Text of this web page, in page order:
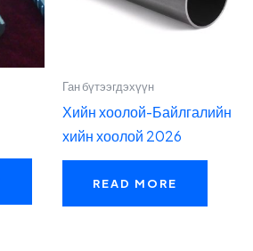
Ган бүтээгдэхүүн
Хийн хоолой-Байлгалийн
хийн хоолой 2026
READ MORE